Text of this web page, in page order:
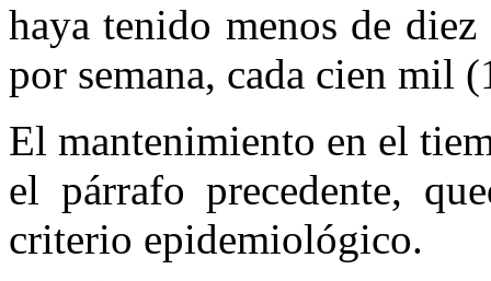
haya tenido menos de
por semana, cada cien mil
El mantenimiento en el
el párrafo precedente,
criterio epidemiológico.